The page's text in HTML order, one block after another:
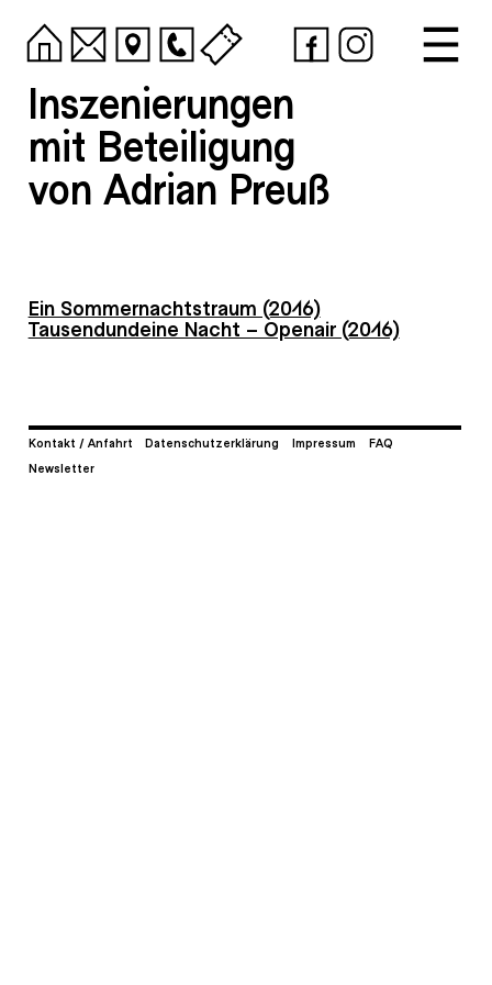
Inszenierungen
mit Beteiligung
von Adrian Preuß
Ein Sommernachtstraum (2016)
Tausendundeine Nacht – Openair (2016)
Kontakt / Anfahrt Datenschutzerklärung Impressum
FAQ
Newsletter